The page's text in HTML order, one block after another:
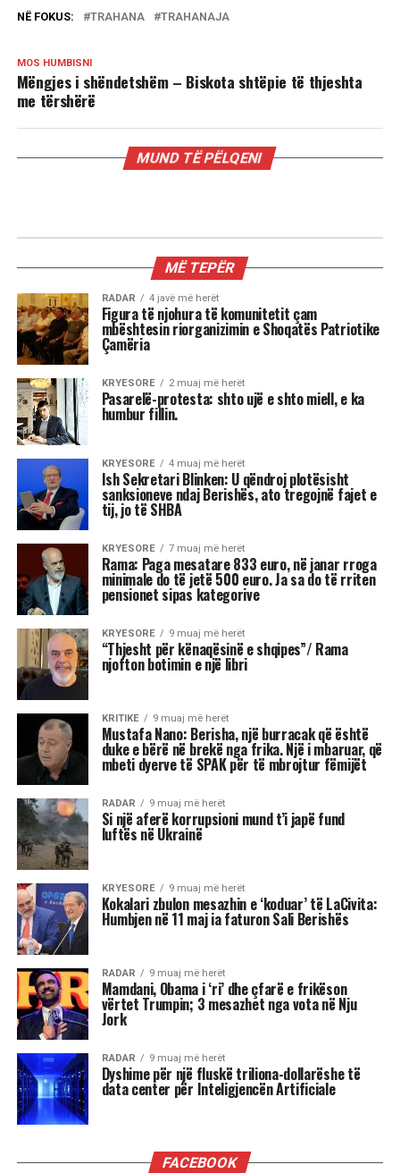
NË FOKUS: TRAHANA TRAHANAJA
MOS HUMBISNI
Mëngjes i shëndetshëm – Biskota shtëpie të thjeshta
me tërshërë
MUND TË PËLQENI
Mëngjes i shëndetshëm – Biskota
shtëpie të thjeshta me tërshërë
Kjo shije ngjall kujtimet e fëmijërisë ku
çdo gjë që të gatuante gjyshja ishte një
copë parajsë.
Biskotat me tërshërë kanë një shije të ndryshme
nga biskotat e zakonshme por tepër të veçantë
në llojin e vet.
Këto biskota me tërshërë, recetën e së cilave do
ta gjeni në këtë artikull të AgroWeb.org janë të
ëmbëlsuara me sheqer kaf dhe arrë kokosi të
thatë.
Ato janë krokante, të buta, jo shumë të trasha
dhe ofrojnë kombinimin e duhur mes butësisë
dhe fortësisë.
Ekspertët e AgroWeb.org mendojnë se kjo recetë
e biskotave me tërshërë dhe të pasuruara me
kanellë dhe arrë kokosi do të kthehet shpejt e
preferuara juaj.
Biskotat shoqërohen mjaft mirë me çaj. Ato
mund të ruhen në një kavanoz të mbyllur fort dhe
mund të qëndrojnë të freskëta për pak ditë.
Biskotat mund të gatuhen për 20 minuta dhe të
piqen për 15 minuta.
Përbërësit